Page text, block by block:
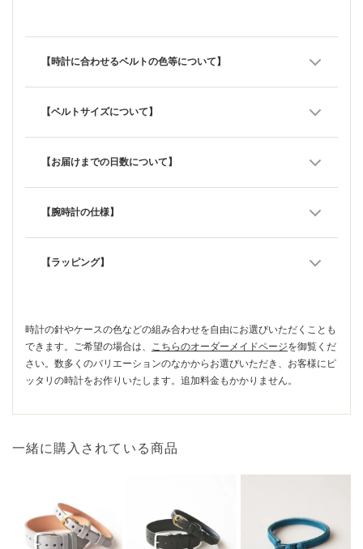
【時計に合わせるベルトの色等について】
【ベルトサイズについて】
【お届けまでの日数について】
【腕時計の仕様】
【ラッピング】
時計の針やケースの色などの組み合わせを自由にお選びいただくことも
できます。ご希望の場合は、 こちらのオーダーメイドページを御覧くだ
さい。数多くのバリエーションのなかからお選びいただき、お客様にピ
ッタリの時計をお作りいたします。追加料金もかかりません。
一緒に購入されている商品